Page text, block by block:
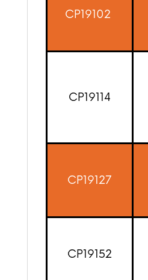
CP19102
CP19114
CP19127
CP19152